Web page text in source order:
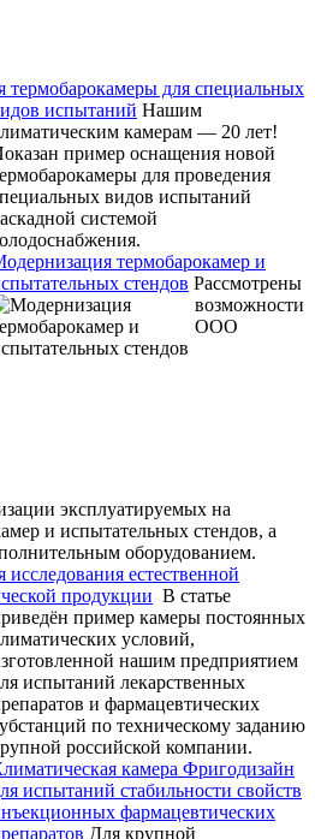
термобарокамеры для специальных
испытаний Нашим
камерам — 20 лет!
пример оснащения новой
для проведения
видов испытаний
системой
термобарокамер и
стендов Рассмотрены
возможности
ООО
эксплуатируемых на
и испытательных стендов, а
оборудованием.
естественной
продукции В статье
пример камеры постоянных
условий,
нашим предприятием
испытаний лекарственных
и фармацевтических
по техническому заданию
российской компании.
камера Фригодизайн
испытаний стабильности свойств
фармацевтических
Для крупной